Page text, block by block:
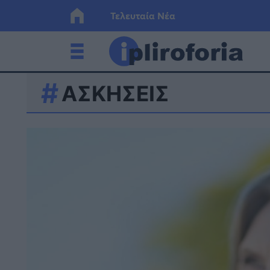
Τελευταία Νέα
Ελλάδα
ΑΣΚΗΣΕΙΣ